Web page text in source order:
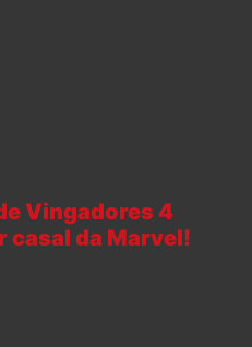
Vingadores 4
casal da Marvel!